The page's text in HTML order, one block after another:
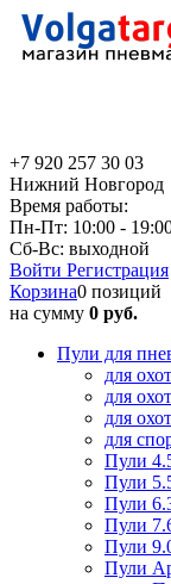
+7 920 257 30 03
Нижний Новгород
Время работы:
Пн-Пт: 10:00 -
Сб-Вс: выходной
Войти Регистрация
Корзина0 позиций
на сумму 0 руб.
Пули для
для
для
для
для
Пули
Пули
Пули
Пули
Пули
Пули